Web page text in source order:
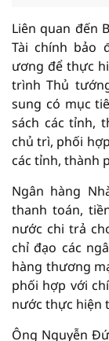
Liên quan đến
Tài chính bảo
ương để thực
trình Thủ
sung có mục
sách các tỉnh,
chủ trì, phối
các tỉnh, thành
Ngân hàng
thanh toán,
nước chi trả
chỉ đạo các
hàng thương
phối hợp với
nước thực hiện
Ông Nguyễn